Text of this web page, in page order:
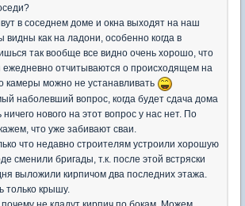
в соседнем доме и окна выходят на наш
видны как на ладони, особенно когда в
так вообще все видно очень хорошо, что
ежедневно отчитываются о происходящем на
камеры можно не устанавливать
наболевший вопрос, когда будет сдача дома
нового на этот вопрос у нас нет. По
что уже забивают сваи.
что недавно строителям устроили хорошую
сменили бригады, т.к. после этой встряски
выложили кирпичом два последних этажа.
только крышу.